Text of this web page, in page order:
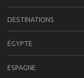
DESTINATIONS
ÉGYPTE
ESPAGNE